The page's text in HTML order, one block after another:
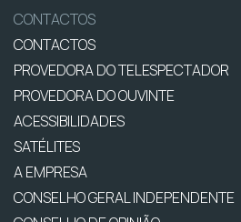
CONTACTOS
CONTACTOS
PROVEDORA DO TELESPECTADOR
PROVEDORA DO OUVINTE
ACESSIBILIDADES
SATÉLITES
A EMPRESA
CONSELHO GERAL INDEPENDENTE